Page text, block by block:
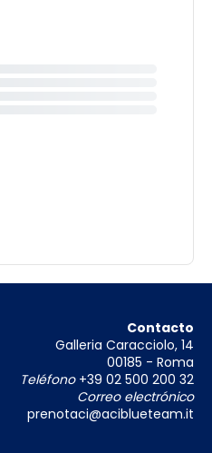
Contacto
Galleria Caracciolo, 14
00185 - Roma
Teléfono+39 02 500 200 32
Correo electrónico
prenotaci@aciblueteam.it